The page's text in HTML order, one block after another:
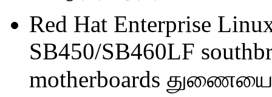
Red Hat Enterprise
SB450/SB460LF
motherboards